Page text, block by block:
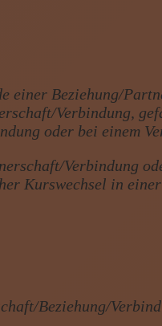
einer Beziehung/
Verbindung,
oder bei einem
Verbindung
Kurswechsel in
Beziehung/